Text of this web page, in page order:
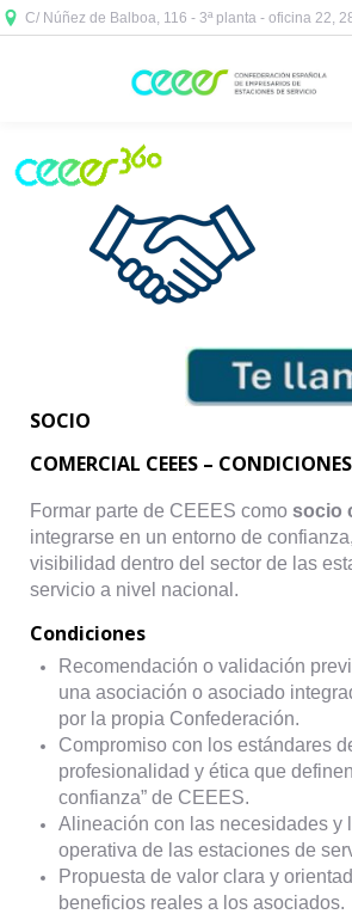
C/ Núñez de Balboa, 116 - 3ª planta - oficina 22,
SOCIO
COMERCIAL CEEES –
Formar parte de CEEES como socio
integrarse en un entorno de
visibilidad dentro del sector de las
servicio a nivel nacional.
Condiciones
Recomendación o validación
una asociación o asociado
por la propia Confederación.
Compromiso con los estándares
profesionalidad y ética que
confianza” de CEEES.
Alineación con las necesidades y
operativa de las estaciones de
Propuesta de valor clara y
beneficios reales a los asociados.